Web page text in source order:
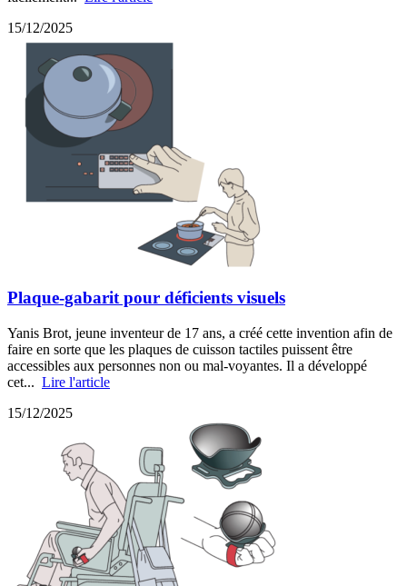
15/12/2025
Plaque-gabarit pour déficients visuels
Yanis Brot, jeune inventeur de 17 ans, a créé cette invention afin de
faire en sorte que les plaques de cuisson tactiles puissent être
accessibles aux personnes non ou mal-voyantes. Il a développé
cet... Lire l'article
15/12/2025